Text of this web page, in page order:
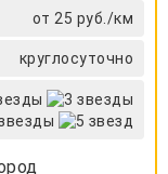
от 25 руб./км
круглосуточно